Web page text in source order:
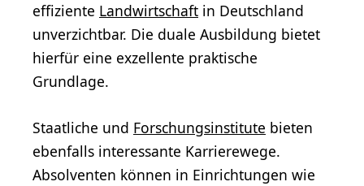
effiziente Landwirtschaft in Deutschland
unverzichtbar. Die duale Ausbildung bietet
hierfür eine exzellente praktische
Grundlage.
Staatliche und Forschungsinstitute bieten
ebenfalls interessante Karrierewege.
Absolventen können in Einrichtungen wie